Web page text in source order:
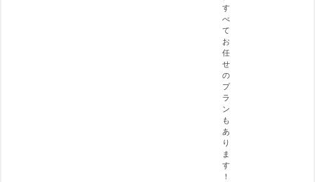
す
べ
て
お
任
せ
の
プ
ラ
ン
も
あ
り
ま
す
！